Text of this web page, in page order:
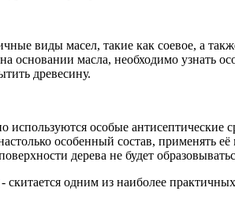
виды масел, такие как соевое, а
масла, необходимо узнать
древесину.
используются особые
особенный состав,
дерева не будет
скитается одним из наиболее